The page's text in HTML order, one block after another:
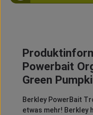
Powerbait
Green
Berkley PowerBait
etwas mehr! Berkley